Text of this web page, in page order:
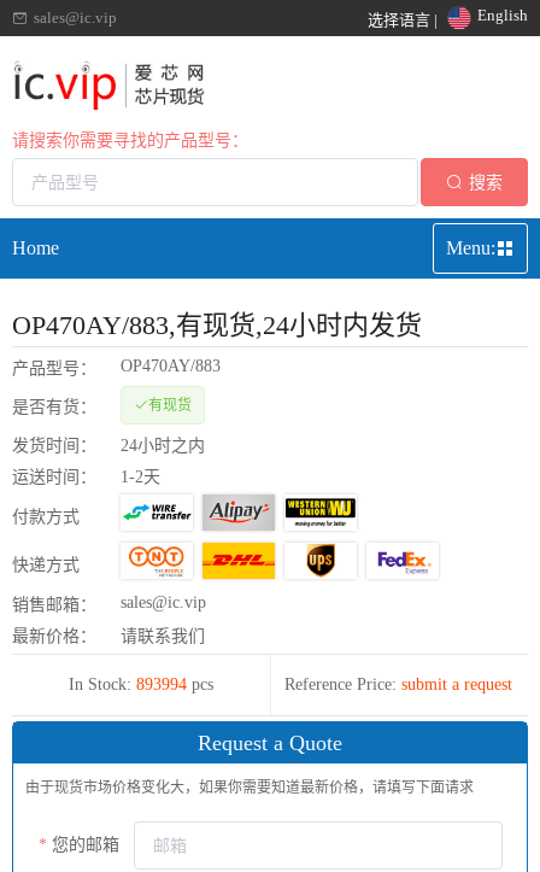
sales@ic.vip 选择语言 | English
请搜索你需要寻找的产品型号：
搜索
Home Menu:
OP470AY/883,有现货,24小时内发货
产品型号： OP470AY/883
是否有货： 有现货
发货时间：
24小时之内
运送时间：
1-2天
付款方式
快递方式
销售邮箱：
sales@ic.vip
最新价格：
请联系我们
In Stock: 893994 pcs Reference Price: submit a request
Request a Quote
由于现货市场价格变化大，如果你需要知道最新价格，请填写下面请求
您的邮箱